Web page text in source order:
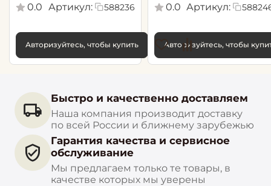
0.0
Артикул: 588236
Авторизуйтесь, чтобы купить
0.0 Артикул:
Авторизуйтесь, чтобы
Быстро и качественно доставляем
Наша компания производит доставку
по всей России и ближнему зарубежью
Гарантия качества и сервисное
обслуживание
Мы предлагаем только те товары, в
качестве которых мы уверены